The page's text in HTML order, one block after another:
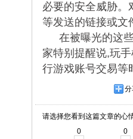
必要的安全威胁。
等发送的链接或文
在被曝光的这
家特别提醒说,玩
行游戏账号交易等
分
请选择您看到这篇文章的心
0
0